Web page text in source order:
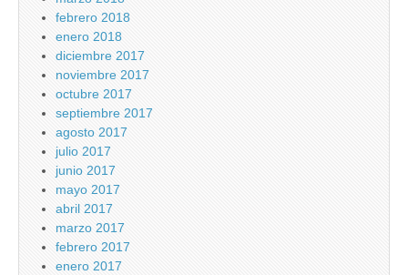
febrero 2018
enero 2018
diciembre 2017
noviembre 2017
octubre 2017
septiembre 2017
agosto 2017
julio 2017
junio 2017
mayo 2017
abril 2017
marzo 2017
febrero 2017
enero 2017